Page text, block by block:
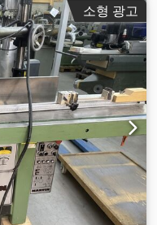
소형 광고